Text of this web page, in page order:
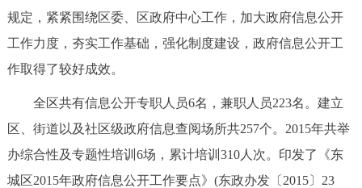
多语种
DEUTSCH FRANÇAIS РУССКИЙ ЯЗЫК
ESPAÑOL العربية PORTUGUÊS
规定，紧紧围绕区委、区政府中心工作，加大政府信息公开
工作力度，夯实工作基础，强化制度建设，政府信息公开工
作取得了较好成效。
全区共有信息公开专职人员6名，兼职人员223名。建立
区、街道以及社区级政府信息查阅场所共257个。2015年共举
办综合性及专题性培训6场，累计培训310人次。印发了《东
城区2015年政府信息公开工作要点》(东政办发〔2015〕23